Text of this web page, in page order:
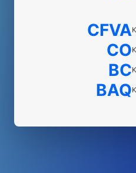
CFVA
CO
BC
BAQ